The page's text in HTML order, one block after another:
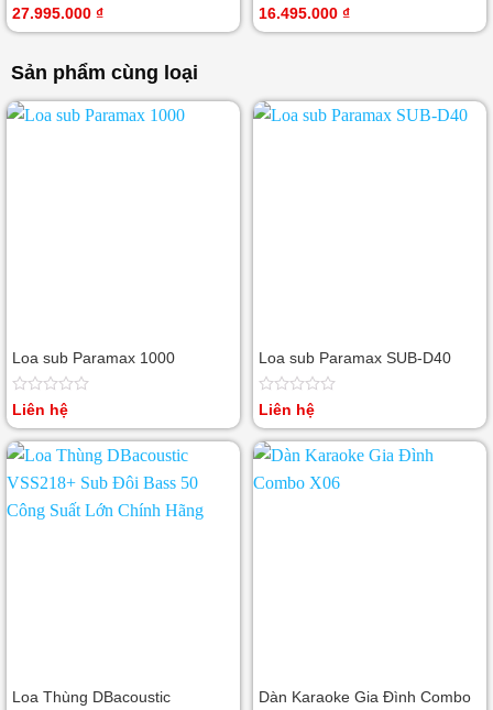
Được
5
27.995.000 ₫
Được
16.495.000 ₫
Sản phẩm cùng loại
Loa sub Paramax 1000
Được
hạng
0
sao
Liên hệ
Loa sub Paramax SUB-D40
Được
hạng
0
sao
Liên hệ
Loa Thùng DBacoustic
Dàn Karaoke Gia Đình Combo